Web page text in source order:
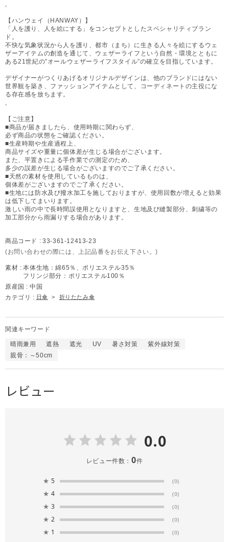
【ハンウェイ（HANWAY）】
「人を護り、人を絵にする」をコンセプトとしたスペシャリティブラン
ド。
不快な気象状況から人を護り、都市（まち）に生きる人々を絵にするウェ
ザーアイテムの創造を通じて、ウェザーライフという自然・環境とともに
ある21世紀の”オールウェザーライフスタイル”の確立を目指しています。
デザイナーがつくりあげるオリジナルデザインは、他のブランドにはない
世界観を築き、ファッションアイテムとして、コーディネートの主役にな
る存在感を放ちます。
【ご注意】
■商品が届きましたら、使用時期に関わらず、
必ず商品の状態をご確認ください。
■生産時期や生産過程上、
商品サイズや重量に個体差が生じる場合がございます。
また、平置きによる手作業での測定のため、
多少の誤差が生じる場合がございますのでご了承ください。
■天然の素材を使用しているものは、
個体差がございますのでご了承ください。
■生地には防水及び撥水加工を施しておりますが、使用回数が増えると効果
は低下してまいります。
激しい雨の中で長時間誤使用となりますと、生地及び縫製部分、刺繍等の
加工部分から雨漏りする場合があります。
商品コード : 33-361-12413-23
(お問い合わせの際には、上記品番をお伝え下さい。)
素材 : 本体生地：綿65％、ポリエステル35％
フリンジ部分：ポリエステル100％
原産国 : 中国
カテゴリ : 日傘 > 折りたたみ傘
関連キーワード
晴雨兼用 遮熱 遮光 UV 暑さ対策
紫外線対策
親骨：～50cm
レビュー
0.0
レビュー件数： 0件
★ 5 (0)
★ 4 (0)
★ 3 (0)
★ 2 (0)
★ 1 (0)